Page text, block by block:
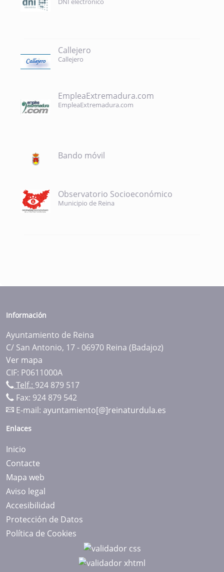
Callejero
Callejero
EmpleaExtremadura.com
EmpleaExtremadura.com
Bando móvil
Observatorio Socioeconómico
Municipio de Reina
Información
Ayuntamiento de Reina
C/ San Antonio, 17 - 06970 Reina (Badajoz)
Ver mapa
CIF: P0611000A
Telf.: 924 879 517
Fax: 924 879 542
E-mail: ayuntamiento[@]reinaturdula.es
Enlaces
Inicio
Contacte
Mapa web
Aviso legal
Accesibilidad
Protección de Datos
Política de Cookies